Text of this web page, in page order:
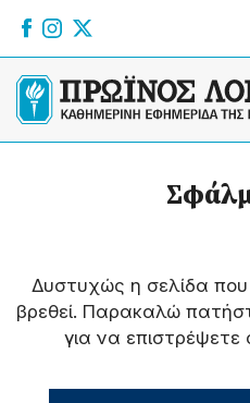
Δυστυχώς η σελίδα
βρεθεί. Παρακαλώ
για να επιστρέψετε